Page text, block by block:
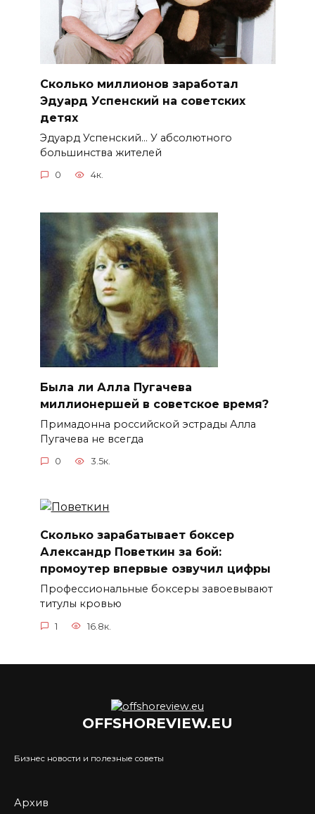
Сколько миллионов заработал
Эдуард Успенский на советских
детях
Эдуард Успенский… У абсолютного
большинства жителей
0 4к.
Была ли Алла Пугачева
миллионершей в советское время?
Примадонна российской эстрады Алла
Пугачева не всегда
0 3.5к.
Сколько зарабатывает боксер
Александр Поветкин за бой:
промоутер впервые озвучил цифры
Профессиональные боксеры завоевывают
титулы кровью
1 16.8к.
OFFSHOREVIEW.EU
Бизнес новости и полезные советы
Архив